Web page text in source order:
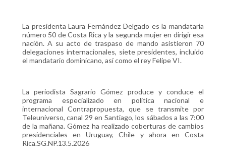
La presidenta Laura Fernández Delgado es la mandataria
número 50 de Costa Rica y la segunda mujer en dirigir esa
nación. A su acto de traspaso de mando asistieron 70
delegaciones internacionales, siete presidentes, incluido
el mandatario dominicano, así como el rey Felipe VI.
La periodista Sagrario Gómez produce y conduce el
programa especializado en política nacional e
internacional Contrapropuesta, que se transmite por
Teleuniverso, canal 29 en Santiago, los sábados a las 7:00
de la mañana. Gómez ha realizado coberturas de cambios
presidenciales en Uruguay, Chile y ahora en Costa
Rica.SG.NP.13.5.2026